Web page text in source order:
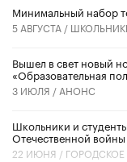
Минимальный набор
5 АВГУСТА /
Вышел в свет новый
«Образовательная
3 ИЮЛЯ / АНОНС
Школьники и
Отечественной войны
22 ИЮНЯ /